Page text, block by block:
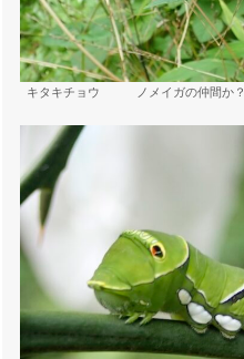
キタキチョウ ノメイガの仲間か？